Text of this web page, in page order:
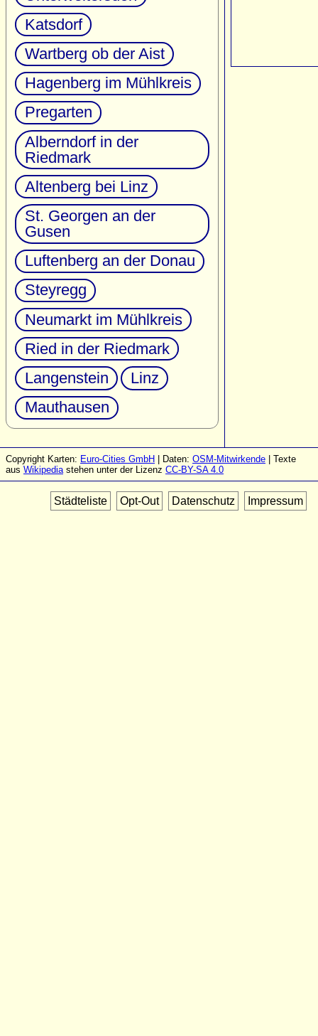
Katsdorf
Wartberg ob der Aist
Hagenberg im Mühlkreis
Pregarten
Alberndorf in der
Riedmark
Altenberg bei Linz
St. Georgen an der
Gusen
Luftenberg an der Donau
Steyregg
Neumarkt im Mühlkreis
Ried in der Riedmark
Langenstein
Linz
Mauthausen
Copyright Karten: Euro-Cities GmbH | Daten: OSM-Mitwirkende | Texte
aus Wikipediastehen unter der Lizenz CC-BY-SA 4.0
Städteliste Opt-Out Datenschutz Impressum